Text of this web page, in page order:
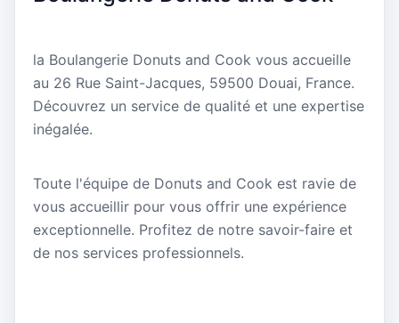
la Boulangerie Donuts and Cook vous accueille
au 26 Rue Saint-Jacques, 59500 Douai, France.
Découvrez un service de qualité et une expertise
inégalée.
Toute l'équipe de Donuts and Cook est ravie de
vous accueillir pour vous offrir une expérience
exceptionnelle. Profitez de notre savoir-faire et
de nos services professionnels.